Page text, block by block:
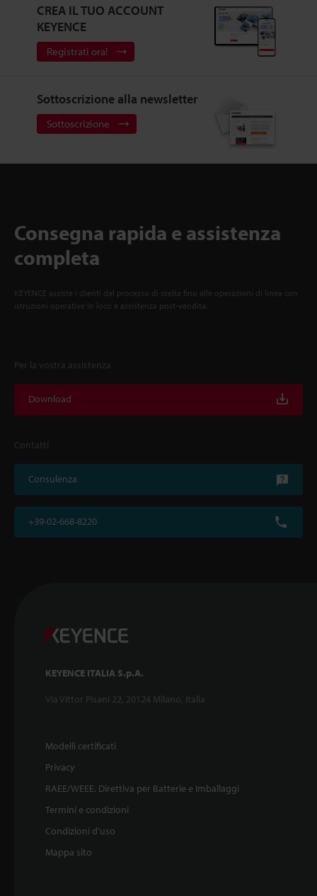
CREA IL TUO ACCOUNT
KEYENCE
Registrati ora!
Sottoscrizione alla newsletter
Sottoscrizione
Consegna rapida e assistenza
completa
KEYENCE assiste i clienti dal processo di scelta fino alle operazioni di linea con
istruzioni operative in loco e assistenza post-vendita.
Per la vostra assistenza
Download
Contatti
Consulenza
+39-02-668-8220
KEYENCE ITALIA S.p.A.
Via Vittor Pisani 22, 20124 Milano, Italia
Modelli certificati
Privacy
RAEE/WEEE, Direttiva per Batterie e Imballaggi
Termini e condizioni
Condizioni d'uso
Mappa sito